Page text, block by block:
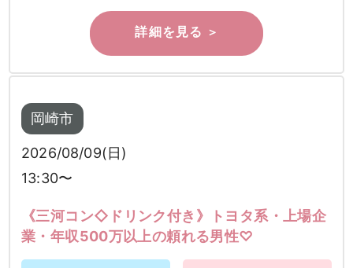
岡崎市
2026/08/09(日)
13:30〜
《三河コン◇ドリンク付き》トヨタ系・上場企
業・年収500万以上の頼れる男性♡